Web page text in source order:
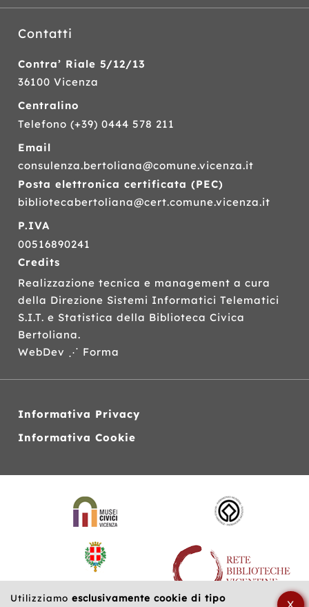
Utilizziamo esclusivamente cookie di tipo
Contatti
Contra’ Riale 5/12/13
36100 Vicenza
Centralino
Telefono(+39) 0444 578 211
Email
consulenza.bertoliana@comune.vicenza.it
Posta elettronica certificata (PEC)
bibliotecabertoliana@cert.comune.vicenza.it
P.IVA
00516890241
Credits
Realizzazione tecnica e management a cura
della Direzione Sistemi Informatici Telematici
S.I.T. e Statistica della Biblioteca Civica
Bertoliana.
WebDev ⋰ Forma
Informativa Privacy
Informativa Cookie